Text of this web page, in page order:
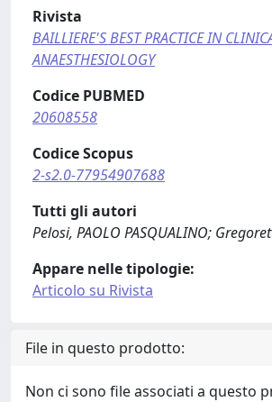
Rivista
BAILLIERE'S BEST PRACTICE IN
ANAESTHESIOLOGY
Codice PUBMED
20608558
Codice Scopus
2-s2.0-77954907688
Tutti gli autori
Pelosi, PAOLO PASQUALINO;
Appare nelle tipologie:
Articolo su Rivista
File in questo prodotto:
Non ci sono file associati a questo